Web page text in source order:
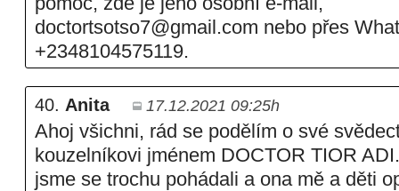
doctortsotso7@gmail.com nebo přes
+2348104575119.
40. Anita 17.12.2021 09:25h
Ahoj všichni, rád se podělím o své
kouzelníkovi jménem DOCTOR TIOR
jsme se trochu pohádali a ona mě a děti